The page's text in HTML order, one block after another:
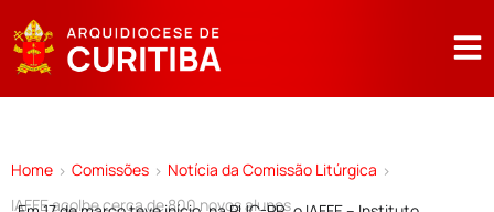
Home > Comissões > Notícia da Comissão Litúrgica >
IAFFE acolhe cerca de 800 novos alunos